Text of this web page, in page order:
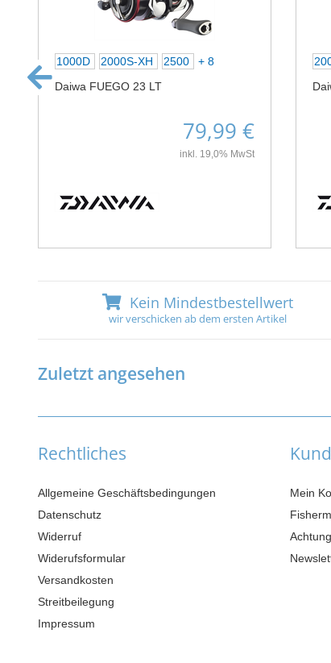
1000D 2000S-XH 2500
+ 8
Daiwa FUEGO 23 LT
79,99 €
inkl. 19,0% MwSt
Kein Mindestbestellwert
wir verschicken ab dem ersten Artikel
Zuletzt angesehen
Rechtliches
Allgemeine Geschäftsbedingungen
Datenschutz
Widerruf
Widerufsformular
Versandkosten
Streitbeilegung
Impressum
Mein